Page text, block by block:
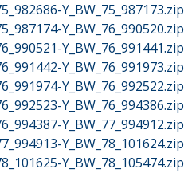
Y_BW_75_987173.zip
Y_BW_76_990520.zip
Y_BW_76_991441.zip
Y_BW_76_991973.zip
Y_BW_76_992522.zip
Y_BW_76_994386.zip
Y_BW_77_994912.zip
Y_BW_78_101624.zip
Y_BW_78_105474.zip